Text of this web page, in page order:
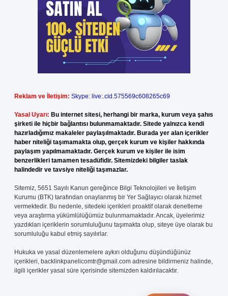
Reklam ve İletişim: Skype: live:.cid.575569c608265c69
Yasal Uyarı: Bu internet sitesi, herhangi bir marka, kurum veya şahıs
şirketi ile hiçbir bağlantısı bulunmamaktadır. Sitede yalnızca kendi
hazırladığımız makaleler paylaşılmaktadır. Burada yer alan içerikler
haber niteliği taşımamakta olup, gerçek kurum ve kişiler hakkında
paylaşım yapılmamaktadır. Gerçek kurum ve kişiler ile isim
benzerlikleri tamamen tesadüfidir. Sitemizdeki bilgiler taslak
halindedir ve tavsiye niteliği taşımazlar.
Sitemiz, 5651 Sayılı Kanun gereğince Bilgi Teknolojileri ve İletişim
Kurumu (BTK) tarafından onaylanmış bir Yer Sağlayıcı olarak hizmet
vermektedir. Bu nedenle, sitedeki içerikleri proaktif olarak denetleme
veya araştırma yükümlülüğümüz bulunmamaktadır. Ancak, üyelerimiz
yazdıkları içeriklerin sorumluluğunu taşımakta olup, siteye üye olarak bu
sorumluluğu kabul etmiş sayılırlar.
Hukuka ve yasal düzenlemelere aykırı olduğunu düşündüğünüz
içerikleri, backlinkpanelicomtr@gmail.com adresine bildirmeniz halinde,
ilgili içerikler yasal süre içerisinde sitemizden kaldırılacaktır.